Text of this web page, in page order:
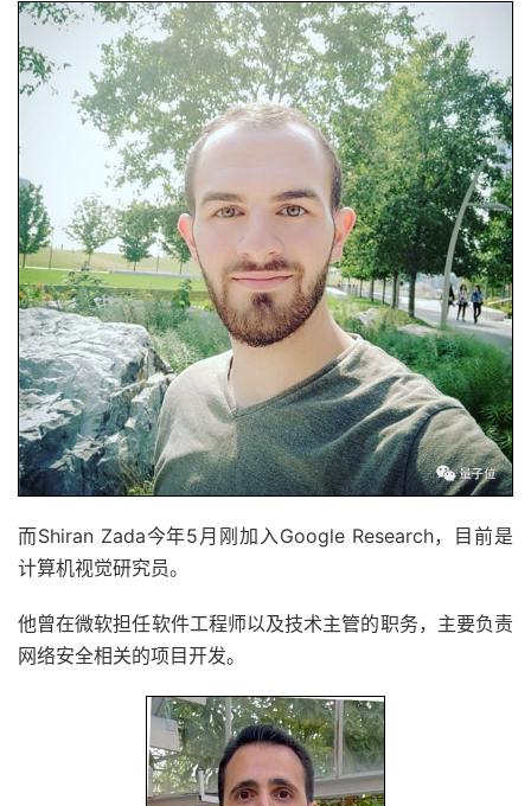
而Shiran Zada今年5月刚加入Google Research，目前是
计算机视觉研究员。
他曾在微软担任软件工程师以及技术主管的职务，主要负责
网络安全相关的项目开发。